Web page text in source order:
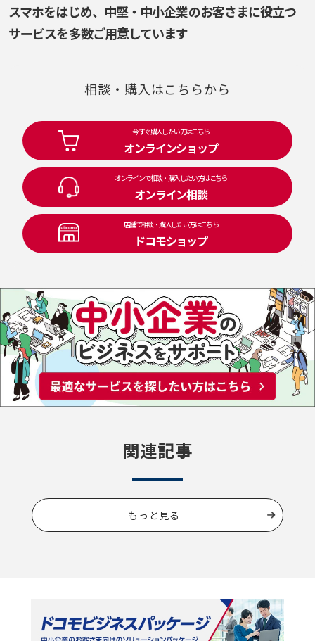
スマホをはじめ、 中堅・中小企業のお客さまに役立つ
サービスを多数ご用意しています
相談・購入はこちらから
今すぐ購入したい方はこちら
オンラインショップ
オンラインで相談・購入したい方はこちら
オンライン相談
店舗で相談・購入したい方はこちら
ドコモショップ
関連記事
もっと見る